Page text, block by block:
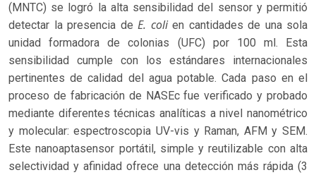
(MNTC) se logró la alta sensibilidad del sensor y permitió
detectar la presencia de E. colien cantidades de una sola
unidad formadora de colonias (UFC) por 100 ml. Esta
sensibilidad cumple con los estándares internacionales
pertinentes de calidad del agua potable. Cada paso en el
proceso de fabricación de NASEc fue verificado y probado
mediante diferentes técnicas analíticas a nivel nanométrico
y molecular: espectroscopia UV-vis y Raman, AFM y SEM.
Este nanoaptasensor portátil, simple y reutilizable con alta
selectividad y afinidad ofrece una detección más rápida (3